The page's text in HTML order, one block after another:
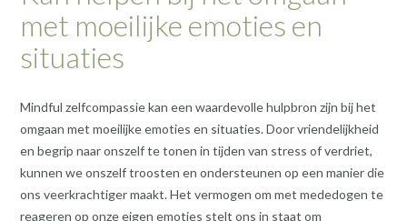
met moeilijke emoties en
situaties
Mindful zelfcompassie kan een waardevolle hulpbron zijn bij het
omgaan met moeilijke emoties en situaties. Door vriendelijkheid
en begrip naar onszelf te tonen in tijden van stress of verdriet,
kunnen we onszelf troosten en ondersteunen op een manier die
ons veerkrachtiger maakt. Het vermogen om met mededogen te
reageren op onze eigen emoties stelt ons in staat om